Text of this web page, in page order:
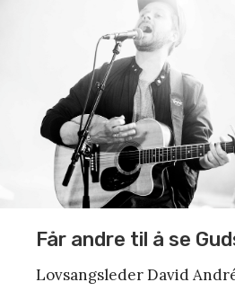
Får andre til å se
Lovsangsleder David